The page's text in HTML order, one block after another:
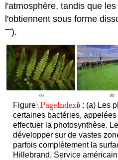
l'atmosphère, tandis que
l'obtiennent sous forme
—).
Figure\PageIndexb
\PageIndexb : (a) Les
certaines bactéries,
effectuer la photosynthèse.
développer sur de vastes
parfois complètement la
Hillebrand, Service